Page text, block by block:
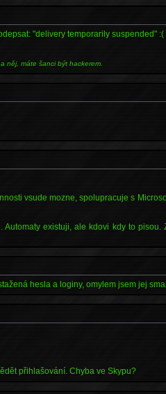
"delivery temporarily suspended" :(
něj, máte šanci být hackerem.
vsude mozne, spolupracuje s
existuji, ale kdovi kdy to
hesla a loginy, omylem jsem jej
přihlašování. Chyba ve Skypu?